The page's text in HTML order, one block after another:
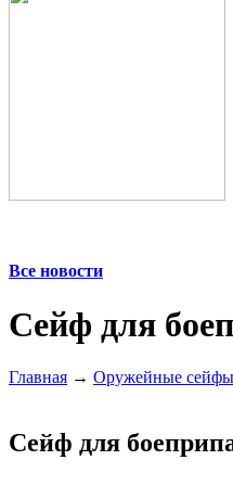
Все новости
Сейф для
Главная → Оружейные сейфы
Сейф для